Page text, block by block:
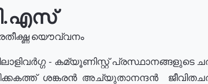
യൌവ്വനം
- കമ്യൂണിസ്റ്റ് പ്രസ്ഥാനങ്ങളുടെ
ശങ്കരൻ അച്യുതാനന്ദൻ